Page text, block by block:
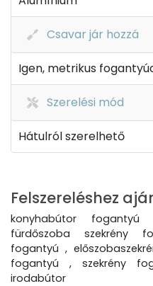
Csavar jár hozzá
Igen, metrikus
Szerelési mód
Hátulról szerelhető
Felszereléshez
konyhabútor
fürdőszoba szekrény
fogantyú ,
fogantyú , szekrény
irodabútor